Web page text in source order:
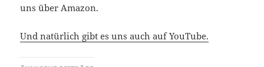
uns über Amazon.
Und natürlich gibt es uns auch auf YouTube.